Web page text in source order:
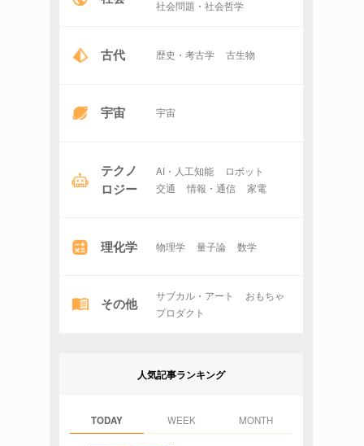
社会問題・社会哲学
古代 歴史・考古学 古生物
宇宙 宇宙
テクノ
ロジー
AI・人工知能
ロボット
交通
情報・通信 家電
理化学 物理学 量子論 数学
その他 サブカル・アート
おもちゃ
プロダクト
人気記事ランキング
TODAY WEEK MONTH